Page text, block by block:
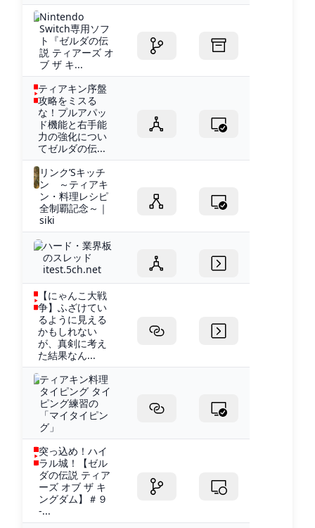
Nintendo
Switch専用ソフ
ト『ゼルダの伝
説 ティアーズ オ
ブ ザ キ...
ティアキン序盤
攻略をミスる
な！プルアパッ
ド機能と右手能
力の強化につい
てゼルダの伝...
リンク’Sキッチ
ン ～ティアキ
ン・料理レシピ
全制覇記念～｜
siki
ハード・業界板
のスレッド
itest.5ch.net
【にゃんこ大戦
争】ふざけてい
るように見える
かもしれない
が、真剣に考え
た結果なん...
ティアキン料理
タイピング タイ
ピング練習の
「マイタイピン
グ」
突っ込め！ハイ
ラル城！【ゼル
ダの伝説 ティア
ーズ オブ ザ キ
ングダム】＃９
-...